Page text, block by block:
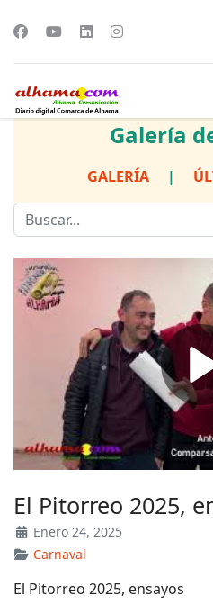
Galería
GALERÍA |
El Pitorreo 2025,
Enero 24, 2025
Carnaval
El Pitorreo 2025, ensayos